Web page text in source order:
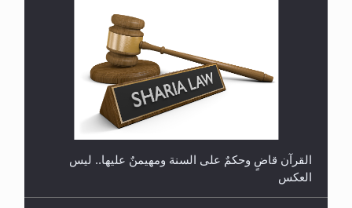
هل تعتبر الأشفار الاصطناعية (الرموش الاصطناعية)
والأظافر البلاستيكية وطلاء الأظافر حاجبا للوضوء وهل
يُسمح الصلاة بها؟
القرآن قاضٍ وحكمٌ على السنة ومهيمنٌ عليها.. ليس
العكس